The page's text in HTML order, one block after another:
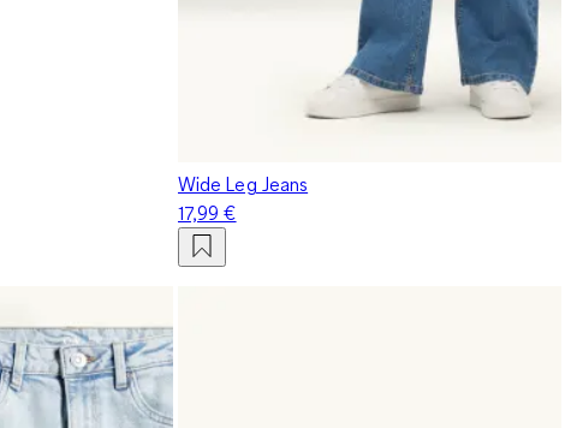
Wide Leg Jeans
17,99 €